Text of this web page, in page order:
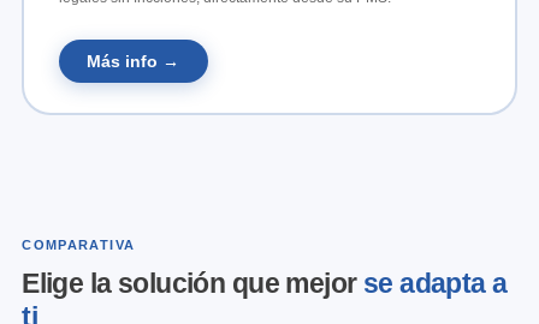
Más info →
COMPARATIVA
Elige la solución que mejor se adapta a
ti